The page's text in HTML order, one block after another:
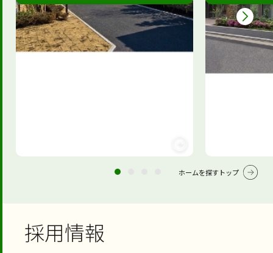
ホームを探すトップ
採用情報